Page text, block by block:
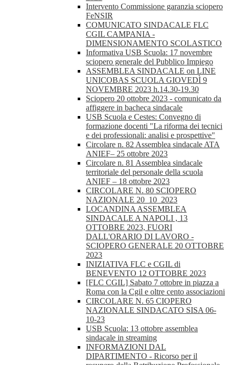
Intervento Commissione garanzia sciopero
FeNSIR
COMUNICATO SINDACALE FLC
CGIL CAMPANIA -
DIMENSIONAMENTO SCOLASTICO
Informativa USB Scuola: 17 novembre
sciopero generale del Pubblico Impiego
ASSEMBLEA SINDACALE on LINE
UNICOBAS SCUOLA GIOVEDÌ 9
NOVEMBRE 2023 h.14.30-19.30
Sciopero 20 ottobre 2023 - comunicato da
affiggere in bacheca sindacale
USB Scuola e Cestes: Convegno di
formazione docenti "La riforma dei tecnici
e dei professionali: analisi e prospettive"
Circolare n. 82 Assemblea sindacale ATA
ANIEF– 25 ottobre 2023
Circolare n. 81 Assemblea sindacale
territoriale del personale della scuola
ANIEF – 18 ottobre 2023
CIRCOLARE N. 80 SCIOPERO
NAZIONALE 20_10_2023
LOCANDINA ASSEMBLEA
SINDACALE A NAPOLI , 13
OTTOBRE 2023, FUORI
DALL'ORARIO DI LAVORO -
SCIOPERO GENERALE 20 OTTOBRE
2023
INIZIATIVA FLC e CGIL di
BENEVENTO 12 OTTOBRE 2023
[FLC CGIL] Sabato 7 ottobre in piazza a
Roma con la Cgil e oltre cento associazioni
CIRCOLARE N. 65 CIOPERO
NAZIONALE SINDACATO SISA 06-
10-23
USB Scuola: 13 ottobre assemblea
sindacale in streaming
INFORMAZIONI DAL
DIPARTIMENTO - Ricorso per il